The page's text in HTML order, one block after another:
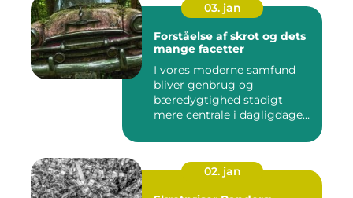
03. jan
Forståelse af skrot og dets
mange facetter
I vores moderne samfund
bliver genbrug og
bæredygtighed stadigt
mere centrale i dagligdagen.
02. jan